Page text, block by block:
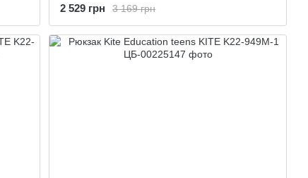
3 169 грн
2 529 грн